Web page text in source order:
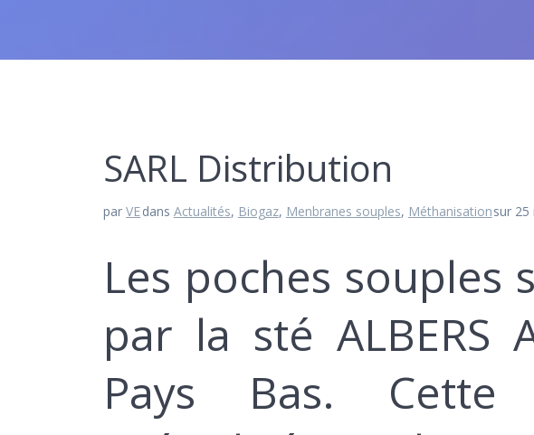
SARL Distribution
parVEdans Actualités, Biogaz, Menbranes souples, Méthanisationsur 25
Les poches souples
par la sté ALBERS
Pays Bas.